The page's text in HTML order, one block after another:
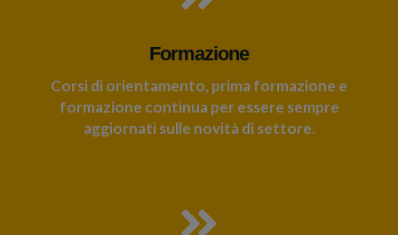
Formazione
Corsi di orientamento, prima formazione e
formazione continua per essere sempre
aggiornati sulle novità di settore.